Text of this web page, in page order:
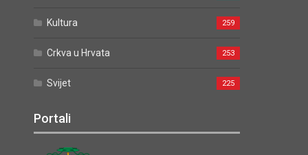
Kultura 259
Crkva u Hrvata 253
Svijet 225
Portali